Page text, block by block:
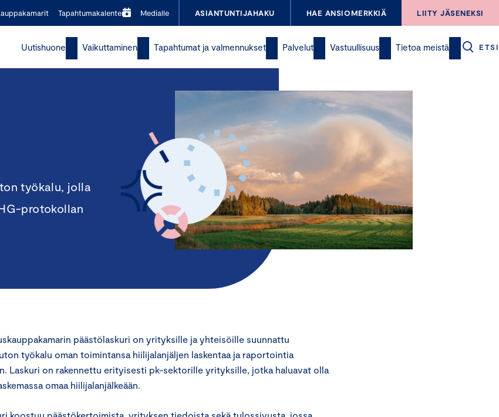
Tapahtumakalenteri Medialle ASIANTUNTIJAHAKU HAE ANSIOMERKKIÄ LIITY JÄSENEKSI
Uutishuone Vaikuttaminen Tapahtumat ja valmennukset Palvelut Vastuullisuus Tietoa meistä ETSI
työkalu, jolla
protokollan
päästölaskuri on yrityksille ja yhteisöille suunnattu
työkalu oman toimintansa hiilijalanjäljen laskentaa ja raportointia
Laskuri on rakennettu erityisesti pk-sektorille yrityksille, jotka haluavat olla
omaa hiilijalanjälkeään.